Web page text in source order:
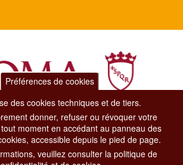
Grandi Eventi, Sport, Turismo e Moda.
51
Préférences de cookies
des cookies techniques et de tiers.
donner, refuser ou révoquer votre
moment en accédant au panneau des
accessible depuis le pied de page.
veuillez consulter la politique de